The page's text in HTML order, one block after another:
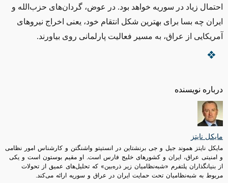
درباره نویسنده
مایکل نایتز
مایکل نایتز هموند جیل و جی برنشتاین در انستیتو واشنگتن و کارشناس امور نظامی
و امنیتی عراق، ایران و کشورهای خلیج فارس است. او مقیم بوستون است و یکی
از بنیانگذاران پلتفرم «شبه‌نظامیان زیر ذره‌‌بین» که تحلیل‌های عمیق از تحولات
مربوط به شبه‌نظامیان تحت حمایت ایران در عراق و سوریه ارائه می‌کند.
احتمال زیاد در سوریه خواهد بود. در عوض، گردان‌های حزب‌الله و
ایران چه بسا برای بهترین شکل انتقام خود، یعنی اخراج نیروهای
آمریکایی از عراق، به مسیر فعالیت پارلمانی روی بیاورند.